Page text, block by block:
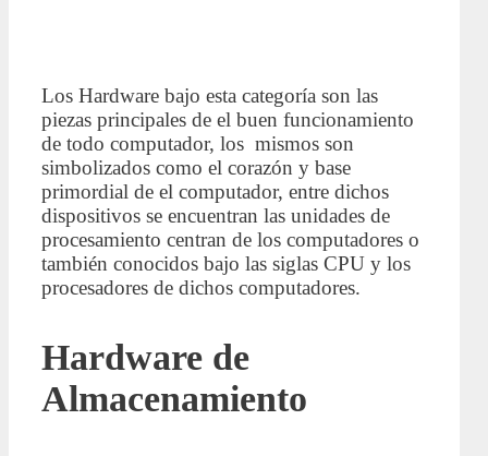
Los Hardware bajo esta categoría son las
piezas principales de el buen funcionamiento
de todo computador, los mismos son
simbolizados como el corazón y base
primordial de el computador, entre dichos
dispositivos se encuentran las unidades de
procesamiento centran de los computadores o
también conocidos bajo las siglas CPU y los
procesadores de dichos computadores.
Hardware de
Almacenamiento